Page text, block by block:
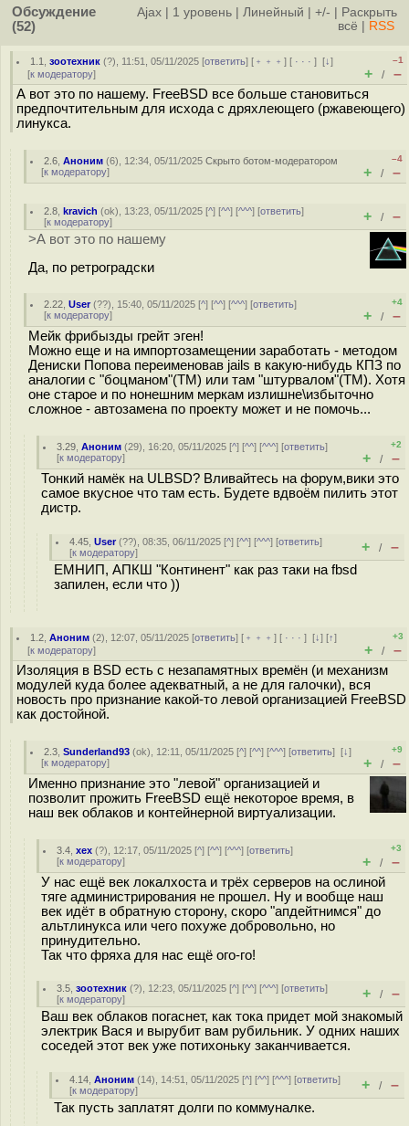
Обсуждение
(52)
Ajax 1 уровень Линейный +/-
Раскрыть
всё
RSS
1.1 ,зоотехник (?), 11:51, 05/11/2025 [ответить] [ ﹢﹢﹢] [ · · ·][↓]
[к модератору]
–1
+ / –
А вот это по нашему. FreeBSD все больше становиться
предпочтительным для исхода с дряхлеющего (pжaвеющeгo)
линукса.
2.6 ,Аноним (6), 12:34, 05/11/2025Скрыто ботом-модератором
[к модератору]
–4
+ / –
2.8 ,kravich (ok), 13:23, 05/11/2025 [^] [^^] [^^^] [ответить]
[к модератору] + / –
>А вот это по нашему
Да, по ретроградски
2.22 ,User(??), 15:40, 05/11/2025 [^] [^^] [^^^] [ответить]
[к модератору]
+4
+ / –
Мейк фрибызды грейт эген!
Можно еще и на импортозамещении заработать - методом
Дениски Попова переименовав jails в какую-нибудь КПЗ по
аналогии с "боцманом"(ТМ) или там "штурвалом"(ТМ). Хотя
оне старое и по нонешним меркам излишне\избыточно
сложное - автозамена по проекту может и не помочь...
3.29 ,Аноним (29), 16:20, 05/11/2025 [^] [^^] [^^^] [ответить]
[к модератору]
+2
+ / –
Тонкий намёк на ULBSD? Вливайтесь на форум,вики это
самое вкусное что там есть. Будете вдвоём пилить этот
дистр.
4.45 ,User(??), 08:35, 06/11/2025 [^] [^^] [^^^] [ответить]
[к модератору] + / –
ЕМНИП, АПКШ "Континент" как раз таки на fbsd
запилен, если что ))
1.2 ,Аноним (2), 12:07, 05/11/2025 [ответить] [ ﹢﹢﹢] [ · · ·][↓] [↑]
[к модератору]
+3
+ / –
Изоляция в BSD есть с незапамятных времён (и механизм
модулей куда более адекватный, а не для галочки), вся
новость про признание какой-то левой организацией FreeBSD
как достойной.
2.3 ,Sunderland93 (ok), 12:11, 05/11/2025 [^] [^^] [^^^] [ответить][↓]
[к модератору]
+9
+ / –
Именно признание это "левой" организацией и
позволит прожить FreeBSD ещё некоторое время, в
наш век облаков и контейнерной виртуализации.
3.4 ,хех (?), 12:17, 05/11/2025 [^] [^^] [^^^] [ответить]
[к модератору]
+3
+ / –
У нас ещё век локалхоста и трёх серверов на ослиной
тяге администрирования не прошел. Ну и вообще наш
век идёт в обратную сторону, скоро "апдейтнимся" до
альтлинукса или чего похуже добровольно, но
принудительно.
Так что фряха для нас ещё ого-го!
3.5 ,зоотехник (?), 12:23, 05/11/2025 [^] [^^] [^^^] [ответить]
[к модератору] + / –
Ваш век облаков погаснет, как тока придет мой знакомый
электрик Вася и вырубит вам рубильник. У одних наших
соседей этот век уже потихоньку заканчивается.
4.14 ,Аноним (14), 14:51, 05/11/2025 [^] [^^] [^^^] [ответить]
[к модератору] + / –
Так пусть заплатят долги по коммуналке.